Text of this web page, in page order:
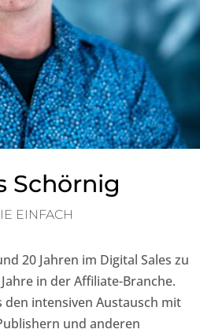
Schörnig
EINFACH
20 Jahren im Digital Sales zu
in der Affiliate-Branche.
intensiven Austausch mit
und anderen